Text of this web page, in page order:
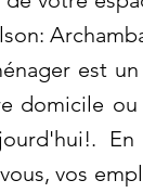
est
domicile
vos